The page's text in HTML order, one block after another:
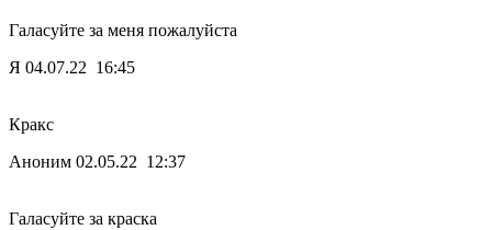
Галасуйте за меня пожалуйста
Я 04.07.22 16:45
Кракс
Аноним 02.05.22 12:37
Галасуйте за краска